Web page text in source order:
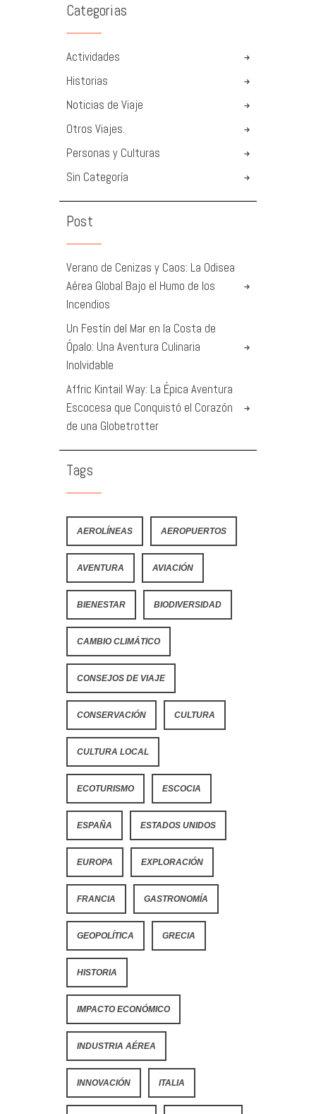
Categorias
Actividades
Historias
Noticias de Viaje
Otros Viajes.
Personas y Culturas
Sin Categoría
Post
Verano de Cenizas y Caos: La Odisea
Aérea Global Bajo el Humo de los
Incendios
Un Festín del Mar en la Costa de
Ópalo: Una Aventura Culinaria
Inolvidable
Affric Kintail Way: La Épica Aventura
Escocesa que Conquistó el Corazón
de una Globetrotter
Tags
AEROLÍNEAS AEROPUERTOS
AVENTURA AVIACIÓN
BIENESTAR BIODIVERSIDAD
CAMBIO CLIMÁTICO
CONSEJOS DE VIAJE
CONSERVACIÓN CULTURA
CULTURA LOCAL
ECOTURISMO ESCOCIA
ESPAÑA ESTADOS UNIDOS
EUROPA EXPLORACIÓN
FRANCIA GASTRONOMÍA
GEOPOLÍTICA GRECIA
HISTORIA
IMPACTO ECONÓMICO
INDUSTRIA AÉREA
INNOVACIÓN ITALIA